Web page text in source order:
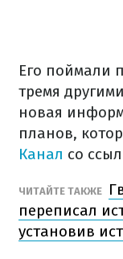
Его поймали
тремя
новая
планов,
Канал со
ЧИТАЙТЕ ТАКЖЕ
переписал
установив